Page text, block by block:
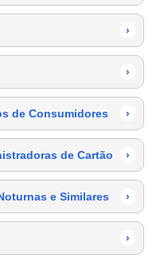
›
›
de Consumidores ›
de Cartão ›
e Similares ›
›